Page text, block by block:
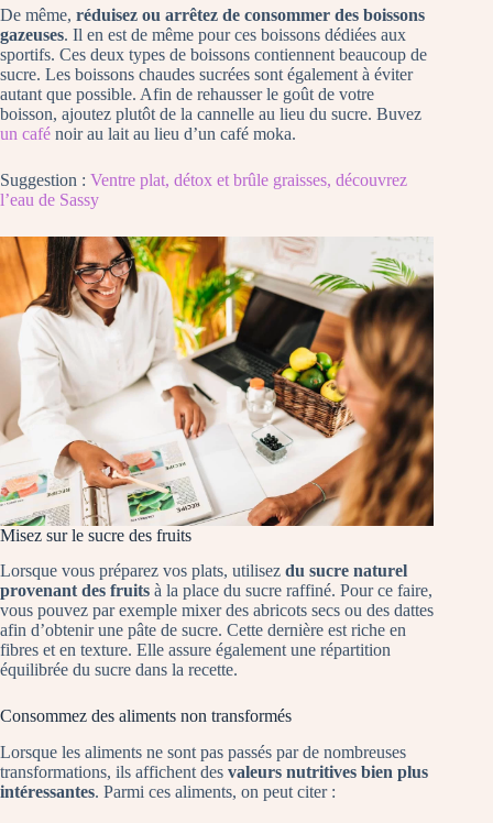
De même, réduisez ou arrêtez de consommer des boissons
gazeuses. Il en est de même pour ces boissons dédiées aux
sportifs. Ces deux types de boissons contiennent beaucoup de
sucre. Les boissons chaudes sucrées sont également à éviter
autant que possible. Afin de rehausser le goût de votre
boisson, ajoutez plutôt de la cannelle au lieu du sucre. Buvez
un café noir au lait au lieu d’un café moka.
Suggestion : Ventre plat, détox et brûle graisses, découvrez
l’eau de Sassy
Misez sur le sucre des fruits
Lorsque vous préparez vos plats, utilisez du sucre naturel
provenant des fruits à la place du sucre raffiné. Pour ce faire,
vous pouvez par exemple mixer des abricots secs ou des dattes
afin d’obtenir une pâte de sucre. Cette dernière est riche en
fibres et en texture. Elle assure également une répartition
équilibrée du sucre dans la recette.
Consommez des aliments non transformés
Lorsque les aliments ne sont pas passés par de nombreuses
transformations, ils affichent des valeurs nutritives bien plus
intéressantes. Parmi ces aliments, on peut citer :